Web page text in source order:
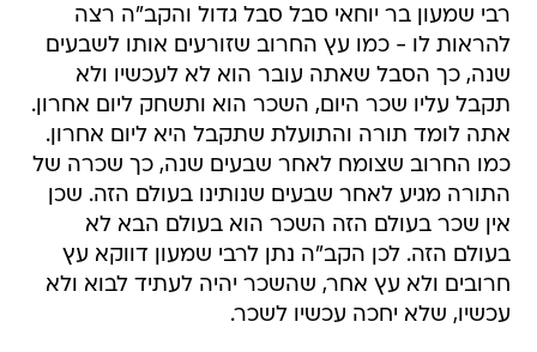
רבי שמעון בר יוחאי סבל סבל גדול והקב"ה רצה
להראות לו - כמו עץ החרוב שזורעים אותו לשבעים
שנה, כך הסבל שאתה עובר הוא לא לעכשיו ולא
תקבל עליו שכר היום, השכר הוא ותשחק ליום אחרון.
אתה לומד תורה והתועלת שתקבל היא ליום אחרון.
כמו החרוב שצומח לאחר שבעים שנה, כך שכרה של
התורה מגיע לאחר שבעים שנותינו בעולם הזה. שכן
אין שכר בעולם הזה השכר הוא בעולם הבא לא
בעולם הזה. לכן הקב"ה נתן לרבי שמעון דווקא עץ
חרובים ולא עץ אחר, שהשכר יהיה לעתיד לבוא ולא
עכשיו, שלא יחכה עכשיו לשכר.